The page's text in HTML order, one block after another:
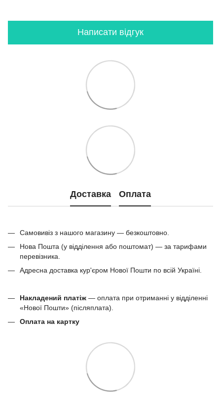
Написати відгук
Доставка Оплата
Самовивіз з нашого магазину — безкоштовно.
Нова Пошта (у відділення або поштомат) — за тарифами
перевізника.
Адресна доставка кур'єром Нової Пошти по всій Україні.
Накладений платіж — оплата при отриманні у відділенні
«Нової Пошти» (післяплата).
Оплата на картку